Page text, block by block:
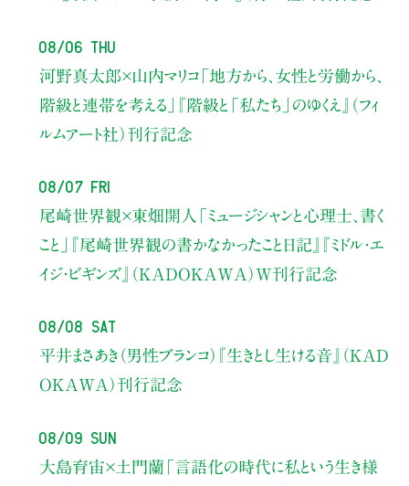
08/06 Thu
河野真太郎×山内マリコ「地方から、女性と労働から、
階級と連帯を考える」
『階級と「私たち」のゆくえ』（フィ
ルムアート社）刊行記念
08/07 Fri
尾崎世界観×東畑開人
「ミュージシャンと心理士、書く
こと」
『尾崎世界観の書かなかったこと日記』『ミドル・エ
イジ・ビギンズ』（KADOKAWA）W刊行記念
08/08 Sat
平井まさあき（男性ブランコ）
『生きとし生ける音』（KAD
OKAWA）刊行記念
08/09 Sun
大島育宙×土門蘭 「言語化の時代に私という生き様